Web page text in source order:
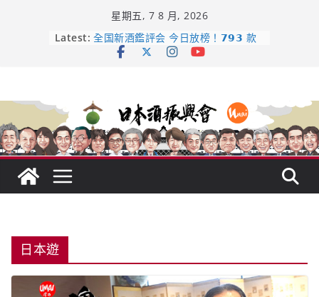
星期五, 7 8 月, 2026
Latest: 日本酒類地理標示 (GI) 認定一覽表
全国新酒鑑評会 今日放榜！𝟳𝟵𝟯 款
市場！梅乃宿上市背後的密碼
龜之井酒造：口說上手 – 山形純米大
吟釀的堅持與傳承 ～ くどき上手
日本遊